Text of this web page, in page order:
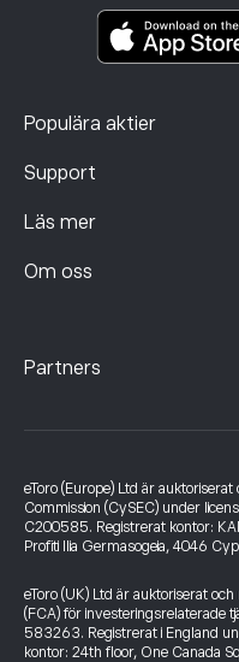
Populära aktier
Support
Läs mer
Om oss
Klagomålsdata (FCA-
Partners
eToro (Europe) Ltd är
Commission (CySEC) under
C200585. Registrerat kontor:
Profiti Ilia Germasogeia, 4046
eToro (UK) Ltd är auktoriserat
(FCA) för investeringsrelaterade
583263. Registrerat i England
kontor: 24th floor, One Canada